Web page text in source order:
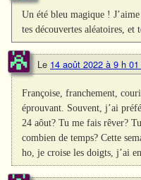
Un été bleu magique !
tes découvertes aléatoires, et
Le 14 août 2022 à 9 h
Françoise, franchement,
éprouvant. Souvent, j’ai
24 aôut? Tu me fais rêver?
combien de temps? Cette
ho, je croise les doigts, j’ai